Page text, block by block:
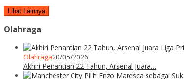
Lihat Lainnya
Olahraga
Olahraga20/05/2026
Akhiri Penantian 22 Tahun, Arsenal Juara…